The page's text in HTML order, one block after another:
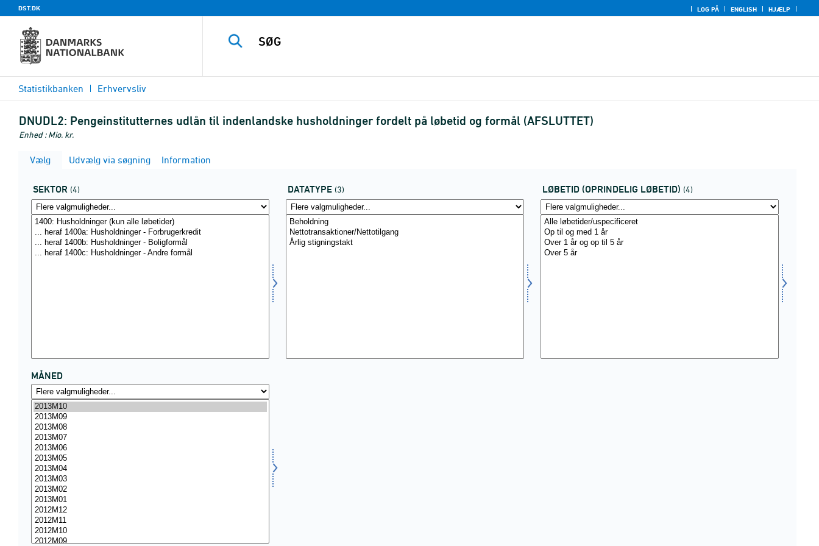
DST.DK LOG PÅ ENGLISH HJÆLP
Statistikbanken Erhvervsliv
DNUDL2: Pengeinstitutternes udlån til indenlandske husholdninger fordelt på løbetid og formål (AFSLUTTET)
Enhed : Mio. kr.
Vælg Udvælg via søgning Information
SEKTOR (4) DATATYPE (3) LØBETID (OPRINDELIG LØBETID) (4)
MÅNED